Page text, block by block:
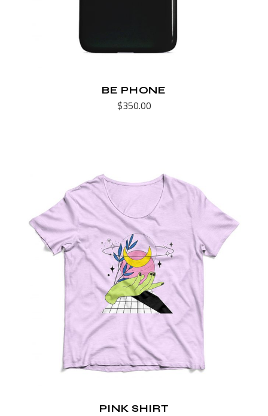
BE PHONE
$350.00
PINK SHIRT